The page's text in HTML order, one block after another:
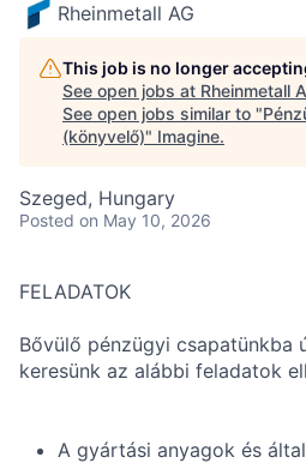
Rheinmetall AG
This job is no longer
See open jobs at Rheinmetall
See open jobs similar to "
(könyvelő)" Imagine.
Szeged, Hungary
Posted on May 10, 2026
FELADATOK
Bővülő pénzügyi csapatünkba
keresünk az alábbi feladatok
A gyártási anyagok és